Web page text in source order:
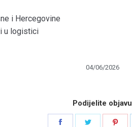
i Hercegovine
u logistici
04/06/2026
Podijelite objavu
Share